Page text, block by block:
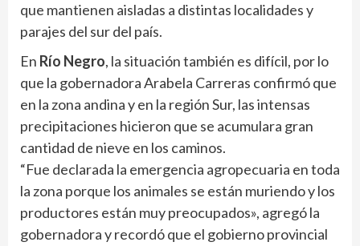
que mantienen aisladas a distintas localidades y
parajes del sur del país.
En Río Negro, la situación también es difícil, por lo
que la gobernadora Arabela Carreras confirmó que
en la zona andina y en la región Sur, las intensas
precipitaciones hicieron que se acumulara gran
cantidad de nieve en los caminos.
“Fue declarada la emergencia agropecuaria en toda
la zona porque los animales se están muriendo y los
productores están muy preocupados», agregó la
gobernadora y recordó que el gobierno provincial